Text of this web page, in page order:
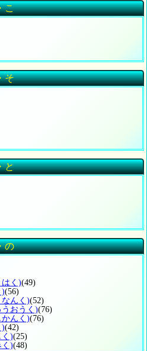
こ
そ
と
の
く)(49)
)(56)
んく)(52)
おうく)(76)
んく)(76)
)(42)
)(25)
)(48)